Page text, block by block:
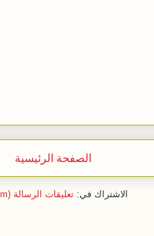
الصفحة الرئيسية
الاشتراك في: تعليقات الرسالة (Atom)